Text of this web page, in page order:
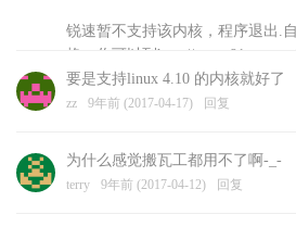
锐速暂不支持该内核，程序退出.
格，你可以到http://www.91yun.org/
手动下载安装文件尝试不同版本
浅爱 9年前 (2017-04-18) 回复
要是支持linux 4.10 的内核就好了
zz 9年前 (2017-04-17) 回复
为什么感觉搬瓦工都用不了啊-_-
terry 9年前 (2017-04-12) 回复